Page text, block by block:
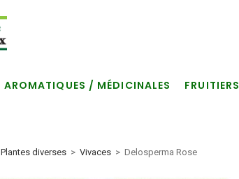
AROMATIQUES / MÉDICINALES FRUITIERS
Plantes diverses > Vivaces > Delosperma Rose